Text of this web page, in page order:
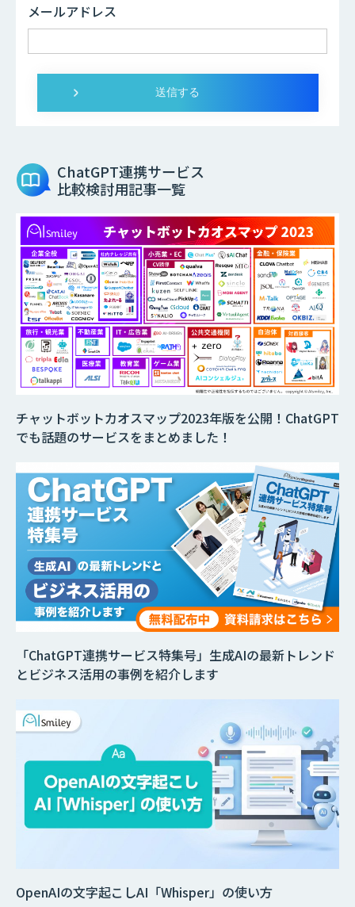
メールアドレス
ChatGPT連携サービス
比較検討用記事一覧
チャットボットカオスマップ2023年版を公開！ChatGPT
でも話題のサービスをまとめました！
OpenAIの文字起こしAI「Whisper」の使い方
「ChatGPT連携サービス特集号」生成AIの最新トレンド
とビジネス活用の事例を紹介します